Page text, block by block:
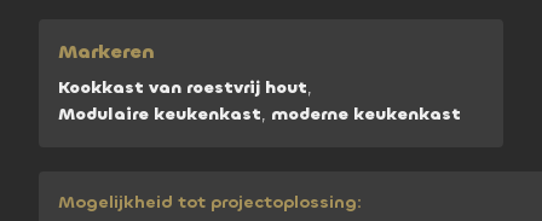
Markeren
Kookkast van roestvrij hout,
Modulaire keukenkast, moderne keukenkast
Mogelijkheid tot projectoplossing: